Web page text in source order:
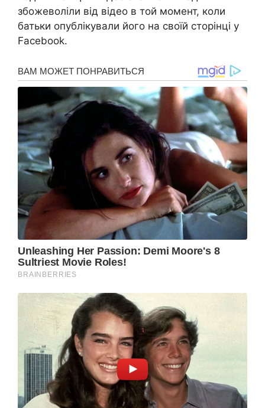
збожеволіли від відео в той момент, коли
батьки опублікували його на своїй сторінці у
Facebook.